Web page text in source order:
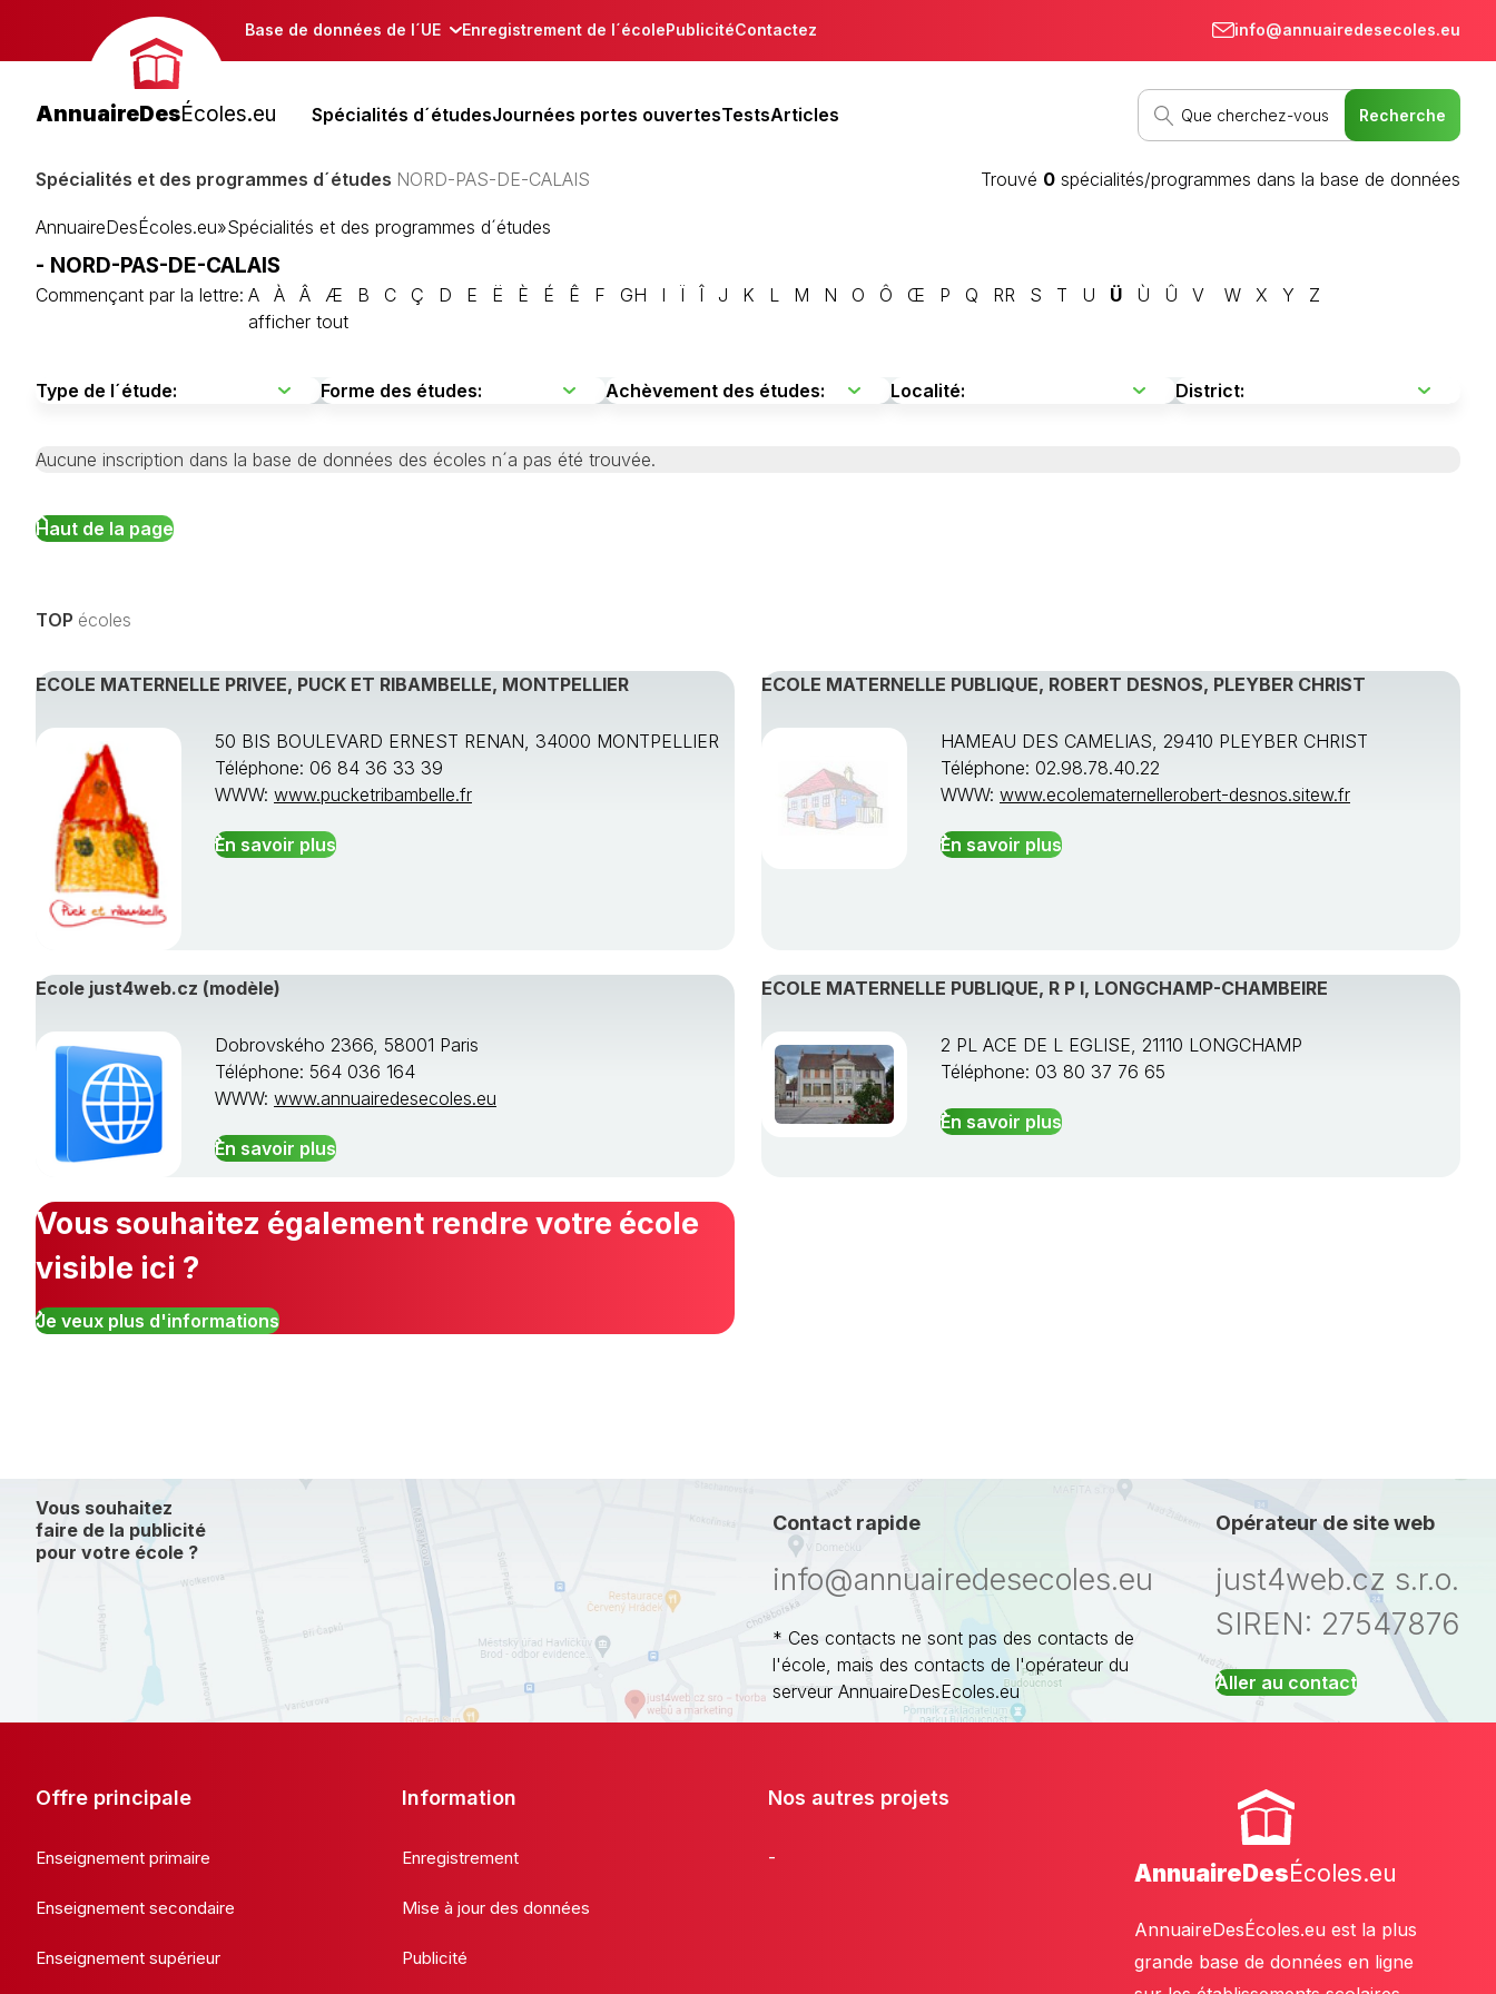
Base de données de l´UE Enregistrement de l´écolePublicitéContactez info@annuairedesecoles.eu
AnnuaireDesÉcoles.eu Spécialités d´étudesJournées portes ouvertesTestsArticles
Spécialités et des programmes d´études NORD-PAS-DE-CALAIS Trouvé 0 spécialités/programmes dans la base de données
AnnuaireDesÉcoles.eu»Spécialités et des programmes d´études
- NORD-PAS-DE-CALAIS
Commençant par la lettre: A À Â Æ B C Ç D E Ë È É Ê F GH I Ï Î J K L M N O Ô Œ P Q RR S T U Ü Ù Û V W X Y
Z
afficher tout
Aucune inscription dans la base de données des écoles n´a pas été trouvée.
Haut de la page
TOP écoles
ECOLE MATERNELLE PRIVEE, PUCK ET RIBAMBELLE, MONTPELLIER
50 BIS BOULEVARD ERNEST RENAN, 34000 MONTPELLIER
Téléphone: 06 84 36 33 39
WWW: www.pucketribambelle.fr
En savoir plus
ECOLE MATERNELLE PUBLIQUE, ROBERT DESNOS, PLEYBER CHRIST
HAMEAU DES CAMELIAS, 29410 PLEYBER CHRIST
Téléphone: 02.98.78.40.22
WWW: www.ecolematernellerobert-desnos.sitew.fr
En savoir plus
Ecole just4web.cz (modèle)
Dobrovského 2366, 58001 Paris
Téléphone: 564 036 164
WWW: www.annuairedesecoles.eu
En savoir plus
ECOLE MATERNELLE PUBLIQUE, R P I, LONGCHAMP-CHAMBEIRE
2 PL ACE DE L EGLISE, 21110 LONGCHAMP
Téléphone: 03 80 37 76 65
En savoir plus
Vous souhaitez également rendre votre école
visible ici ?
Je veux plus d'informations
Vous souhaitez
faire de la publicité
pour votre école ?
Contact rapide
info@annuairedesecoles.eu
* Ces contacts ne sont pas des contacts de
l'école, mais des contacts de l'opérateur du
serveur AnnuaireDesEcoles.eu
Opérateur de site web
just4web.cz s.r.o.
SIREN: 27547876
Aller au contact
Offre principale
Enseignement primaire
Enseignement secondaire
Enseignement supérieur
Information
Enregistrement
Mise à jour des données
Publicité
Nos autres projets
-
AnnuaireDesÉcoles.eu
AnnuaireDesÉcoles.eu est la plus
grande base de données en ligne